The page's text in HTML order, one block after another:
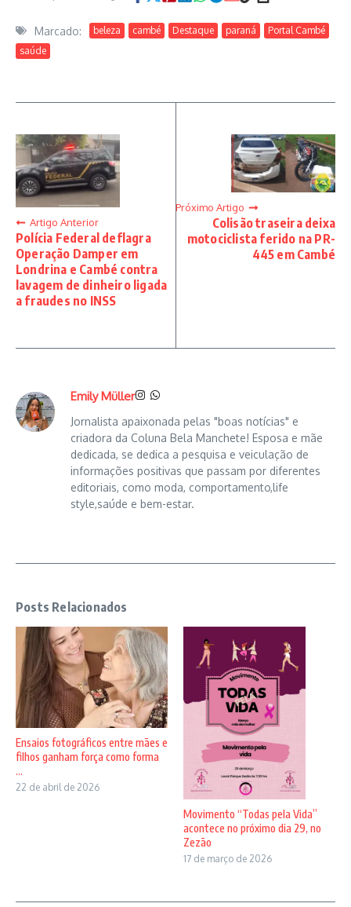
Marcado: beleza cambé Destaque paraná
Portal Cambé
saúde
Artigo Anterior
Polícia Federal deflagra
Operação Damper em
Londrina e Cambé contra
lavagem de dinheiro ligada
a fraudes no INSS
Próximo Artigo
Colisão traseira deixa
motociclista ferido na PR-
445 em Cambé
Emily Müller
Jornalista apaixonada pelas "boas notícias" e
criadora da Coluna Bela Manchete! Esposa e mãe
dedicada, se dedica a pesquisa e veiculação de
informações positivas que passam por diferentes
editoriais, como moda, comportamento,life
style,saúde e bem-estar.
Posts Relacionados
Ensaios fotográficos entre mães e
filhos ganham força como forma
...
22 de abril de 2026
Movimento “Todas pela Vida”
acontece no próximo dia 29, no
Zezão
17 de março de 2026